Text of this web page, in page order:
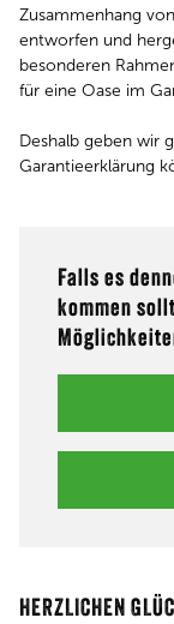
Zusammenhang
entworfen und
besonderen
für eine Oase im
Deshalb geben wir
Garantieerklärung
Falls es
kommen
HERZLICHEN